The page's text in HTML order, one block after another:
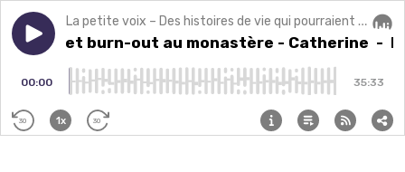
Play episodeEmprise et burn-out au monastère - Catherine
La petite voix – Des histoires de vie qui pourraient changer la vôtre.
et burn-out au monastère - Catherine -
00:00 35:33
30 1x 30